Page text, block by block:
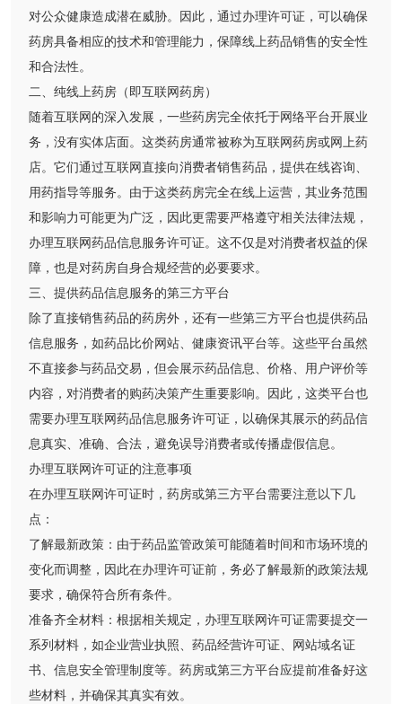
对公众健康造成潜在威胁。因此，通过办理许可证，可以确保
药房具备相应的技术和管理能力，保障线上药品销售的安全性
和合法性。
二、纯线上药房（即互联网药房）
随着互联网的深入发展，一些药房完全依托于网络平台开展业
务，没有实体店面。这类药房通常被称为互联网药房或网上药
店。它们通过互联网直接向消费者销售药品，提供在线咨询、
用药指导等服务。由于这类药房完全在线上运营，其业务范围
和影响力可能更为广泛，因此更需要严格遵守相关法律法规，
办理互联网药品信息服务许可证。这不仅是对消费者权益的保
障，也是对药房自身合规经营的必要要求。
三、提供药品信息服务的第三方平台
除了直接销售药品的药房外，还有一些第三方平台也提供药品
信息服务，如药品比价网站、健康资讯平台等。这些平台虽然
不直接参与药品交易，但会展示药品信息、价格、用户评价等
内容，对消费者的购药决策产生重要影响。因此，这类平台也
需要办理互联网药品信息服务许可证，以确保其展示的药品信
息真实、准确、合法，避免误导消费者或传播虚假信息。
办理互联网许可证的注意事项
在办理互联网许可证时，药房或第三方平台需要注意以下几
点：
了解最新政策：由于药品监管政策可能随着时间和市场环境的
变化而调整，因此在办理许可证前，务必了解最新的政策法规
要求，确保符合所有条件。
准备齐全材料：根据相关规定，办理互联网许可证需要提交一
系列材料，如企业营业执照、药品经营许可证、网站域名证
书、信息安全管理制度等。药房或第三方平台应提前准备好这
些材料，并确保其真实有效。